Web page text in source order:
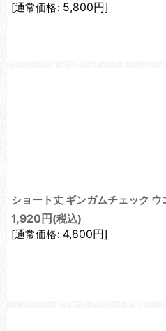
[通常価格: 5,800円]
ショート丈 ギンガムチェック
1,920 円 (税込)
[通常価格: 4,800円]